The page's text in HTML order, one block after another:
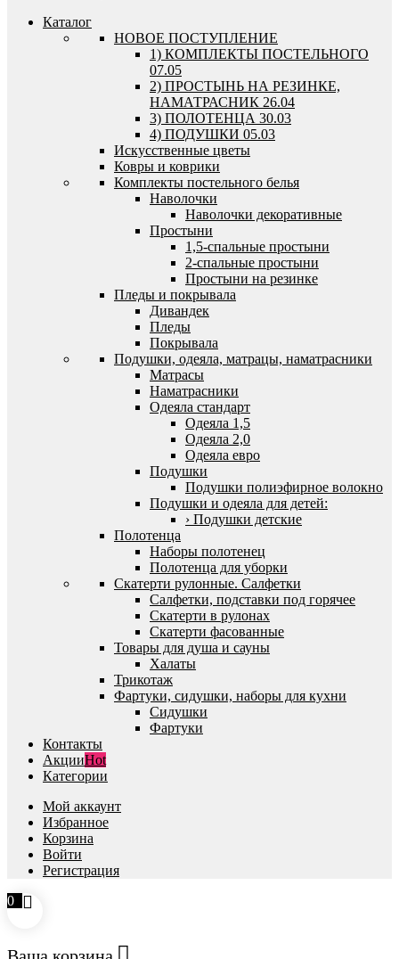
Каталог
HОВОЕ ПОСТУПЛЕНИЕ
1) КОМПЛЕКТЫ ПОСТЕЛЬНОГО
07.05
2) ПРОСТЫНЬ НА РЕЗИНКЕ,
НАМАТРАСНИК 26.04
3) ПОЛОТЕНЦА 30.03
4) ПОДУШКИ 05.03
Искусственные цветы
Ковры и коврики
Комплекты постельного белья
Наволочки
Наволочки декоративные
Простыни
1,5-спальные простыни
2-спальные простыни
Простыни на резинке
Пледы и покрывала
Дивандек
Пледы
Покрывала
Подушки, одеяла, матрацы, наматрасники
Матрасы
Наматрасники
Одеяла стандарт
Одеяла 1,5
Одеяла 2,0
Одеяла евро
Подушки
Подушки полиэфирное волокно
Подушки и одеяла для детей:
› Подушки детские
Полотенца
Наборы полотенец
Полотенца для уборки
Скатерти рулонные. Салфетки
Салфетки, подставки под горячее
Скатерти в рулонах
Скатерти фасованные
Товары для душа и сауны
Халаты
Трикотаж
Фартуки, сидушки, наборы для кухни
Сидушки
Фартуки
Контакты
АкцииHot
Категории
Мой аккаунт
Избранное
Корзина
Войти
Регистрация
0